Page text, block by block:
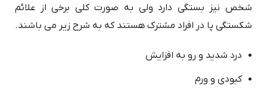
شخص نیز بستگی دارد ولی به صورت کلی برخی از علائم
شکستگی پا در افراد مشترک هستند که به شرح زیر می باشند.
درد شدید و رو به افزایش
کبودی و ورم